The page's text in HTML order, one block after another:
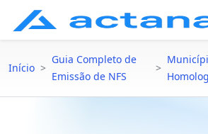
Início >
Guia Completo de
Emissão de NFS
>